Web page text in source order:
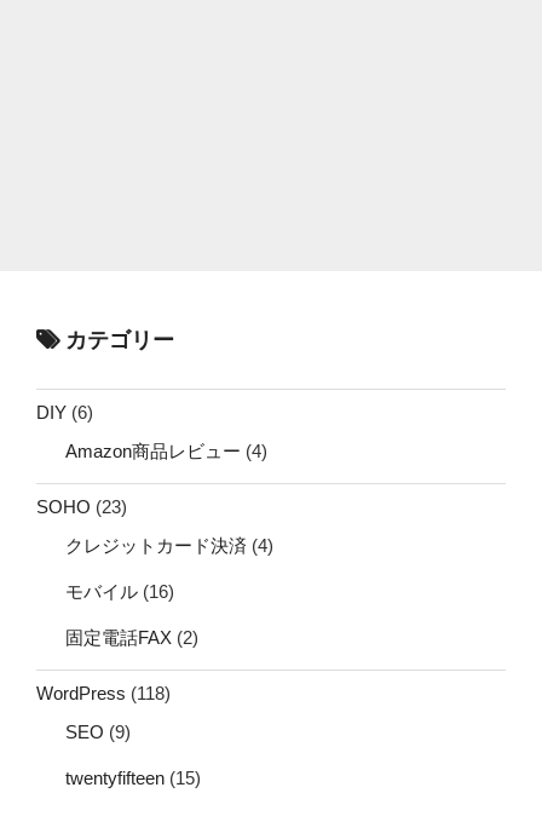
カテゴリー
DIY (6)
Amazon商品レビュー (4)
SOHO (23)
クレジットカード決済 (4)
モバイル (16)
固定電話FAX (2)
WordPress (118)
SEO (9)
twentyfifteen (15)